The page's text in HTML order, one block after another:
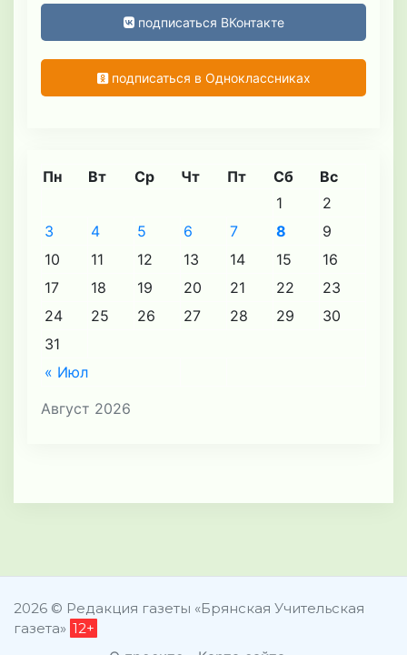
подписаться ВКонтакте
подписаться в Одноклассниках
Август 2026
Пн Вт Ср Чт Пт Сб Вс
« Июл
1
2
3
4 5 6 7 8
9
10
11 12 13 14 15
16
17
18 19 20 21 22
23
24
25 26 27 28 29
30
31
2026 © Редакция газеты «Брянская Учительская
газета» 12+